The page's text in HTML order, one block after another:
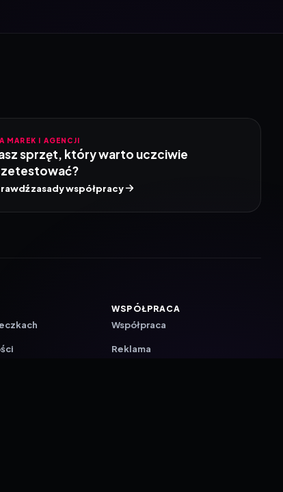
MAREK I AGENCJI
sprzęt, który warto uczciwie
zasady współpracy
WSPÓŁPRACA
Współpraca
Reklama